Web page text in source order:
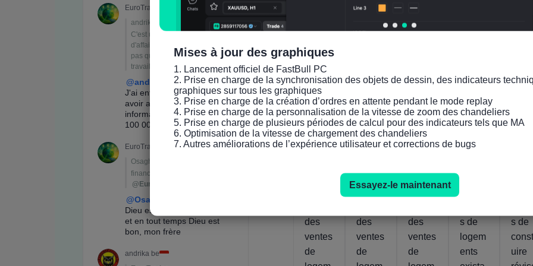
Actuel
2.2% 28
Juil
Actuel
0.3% 28
Juil
les 10
villes
annue
l (Mai)
Actuel
2.38%
28
Juil
(Mai)
Actuel Actuel
des
ventes
de
U.S.
des
ventes
de
des
ventes
de
s de
logem
ents
s de
uire
Mises à jour des graphiques
1. Lancement officiel de FastBull PC
2. Prise en charge de la synchronisation des objets de dessin, des indicateurs
graphiques sur tous les graphiques
3. Prise en charge de la création d’ordres en attente pendant le mode replay
4. Prise en charge de la personnalisation de la vitesse de zoom des chandeliers
5. Prise en charge de plusieurs périodes de calcul pour des indicateurs tels que MA
6. Optimisation de la vitesse de chargement des chandeliers
7. Autres améliorations de l’expérience utilisateur et corrections de bugs
Essayez-le maintenant